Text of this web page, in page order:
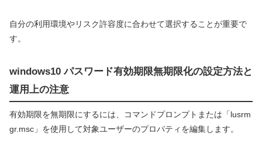
自分の利用環境やリスク許容度に合わせて選択することが重要で
す。
windows10 パスワード有効期限無期限化の設定方法と
運用上の注意
有効期限を無期限にするには、コマンドプロンプトまたは「lusrm
gr.msc」を使用して対象ユーザーのプロパティを編集します。